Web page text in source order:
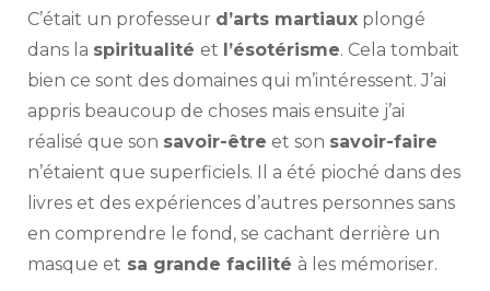
C’était un professeur d’arts martiaux plongé
dans la spiritualité et l’ésotérisme. Cela tombait
bien ce sont des domaines qui m’intéressent. J’ai
appris beaucoup de choses mais ensuite j’ai
réalisé que son savoir-être et son savoir-faire
n’étaient que superficiels. Il a été pioché dans des
livres et des expériences d’autres personnes sans
en comprendre le fond, se cachant derrière un
masque et sa grande facilité à les mémoriser.